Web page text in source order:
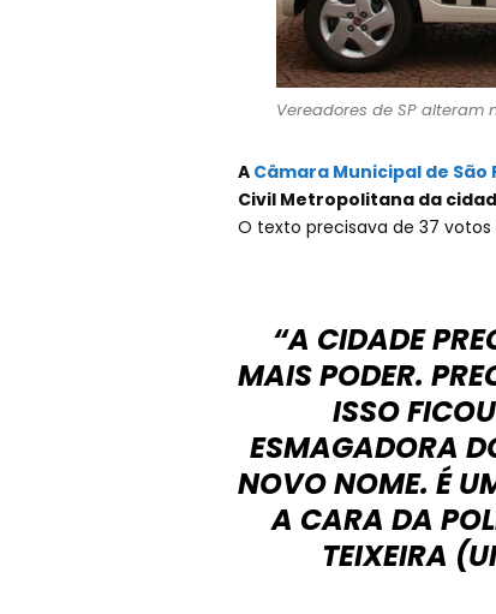
Vereadores de SP alteram
A Câmara Municipal de São
Civil Metropolitana da
O texto precisava de 37
“A CIDADE
MAIS PODER.
ISSO
ESMAGADORA
NOVO NOME. É
A CARA DA
TEIXEIRA